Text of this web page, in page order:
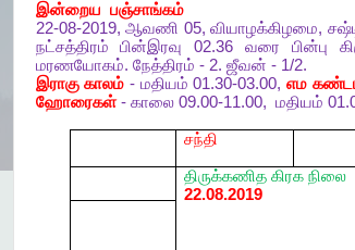
இன்றைய பஞ்சாங்கம்
22-08-2019,ஆவணி 05,வியாழக்கிழமை,
நட்சத்திரம்
பின்இரவு 02.36வரை பின்பு
மரணயோகம். நேத்திரம் - 2. ஜீவன் - 1/2.
இராகு காலம் - மதியம் 01.30-03.00, எம
ஹோரைகள்- காலை09.00-11.00, மதியம்
சந்தி
திருக்கணித கிரக நிலை
22.08.2019